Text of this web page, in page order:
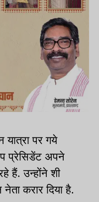
यात्रा पर गये
प्रेसिडेंट अपने
हैं. उन्होंने शी
करार दिया है.